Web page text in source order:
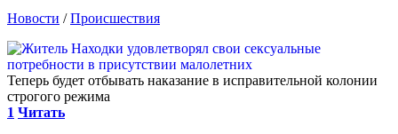
Новости /Происшествия
Теперь будет отбывать наказание в исправительной колонии
строгого режима
1 Читать